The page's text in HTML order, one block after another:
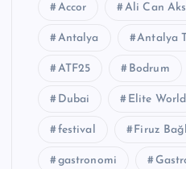
Accor Ali Can
Antalya Antalya
ATF25 Bodrum
Dubai Elite World
festival Firuz
gastronomi